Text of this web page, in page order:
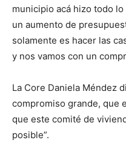
municipio acá hizo todo
un aumento de
solamente es hacer las
y nos vamos con un
La Core Daniela Méndez
compromiso grande, que
que este comité de
posible”.